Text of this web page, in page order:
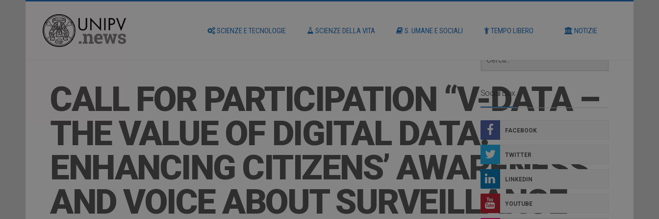
SCIENZE E TECNOLOGIE SCIENZE DELLA VITA S. UMANE E SOCIALI TEMPO LIBERO NOTIZIE
CALL FOR PARTICIPATION “V-DATA –
THE VALUE OF DIGITAL DATA:
ENHANCING CITIZENS’ AWARENESS
AND VOICE ABOUT SURVEILLANCE
Social Box
FACEBOOK
TWITTER
LINKEDIN
YOUTUBE